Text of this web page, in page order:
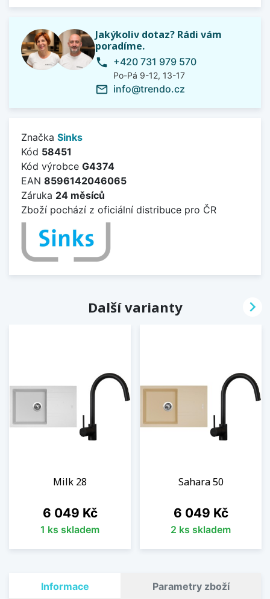
Jakýkoliv dotaz? Rádi vám
poradíme.
phone +420 731 979 570
Po-Pá 9-12, 13-17
mail_outline info@trendo.cz
Značka Sinks
Kód 58451
Kód výrobce G4374
EAN 8596142046065
Záruka 24 měsíců
Zboží pochází z oficiální distribuce pro ČR
Další varianty
Milk 28
Cena
6 049 Kč
1 ks skladem
Sahara 50
Cena
6 049 Kč
2 ks skladem

Informace Parametry zboží